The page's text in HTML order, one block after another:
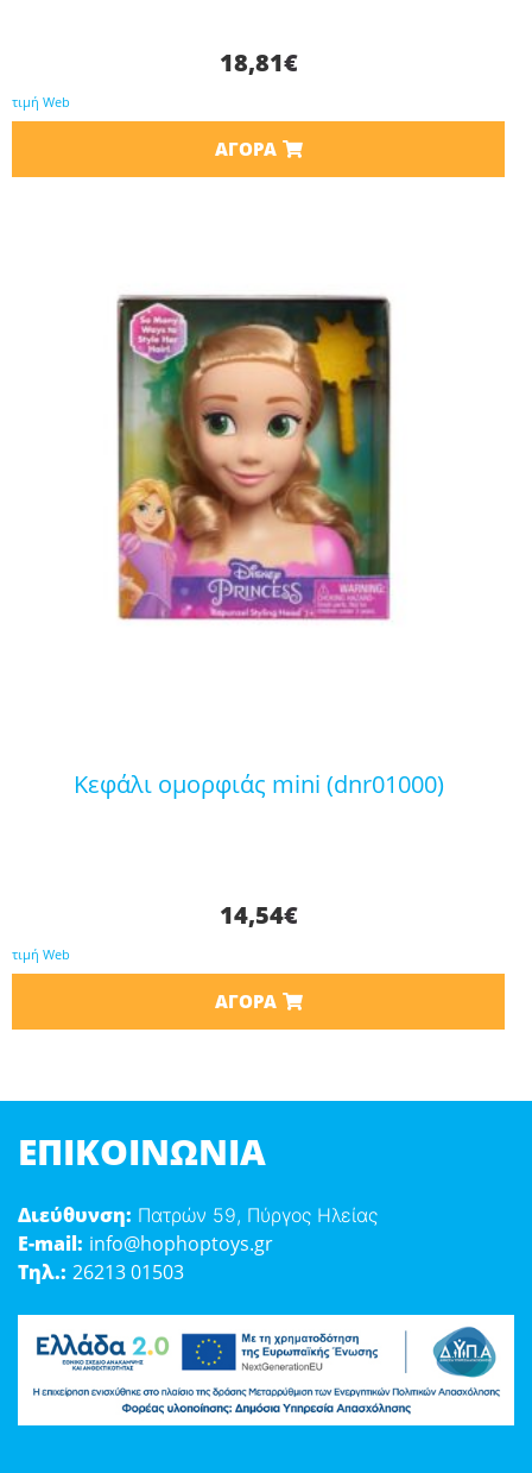
18,81€
τιμή Web
ΑΓΟΡΆ
κεφάλι ομορφιάς mini (dnr01000)
14,54€
τιμή Web
ΑΓΟΡΆ
ΕΠΙΚΟΙΝΩΝΊΑ
Διεύθυνση: Πατρών 59, Πύργος Ηλείας
E-mail: info@hophoptoys.gr
Τηλ.: 26213 01503